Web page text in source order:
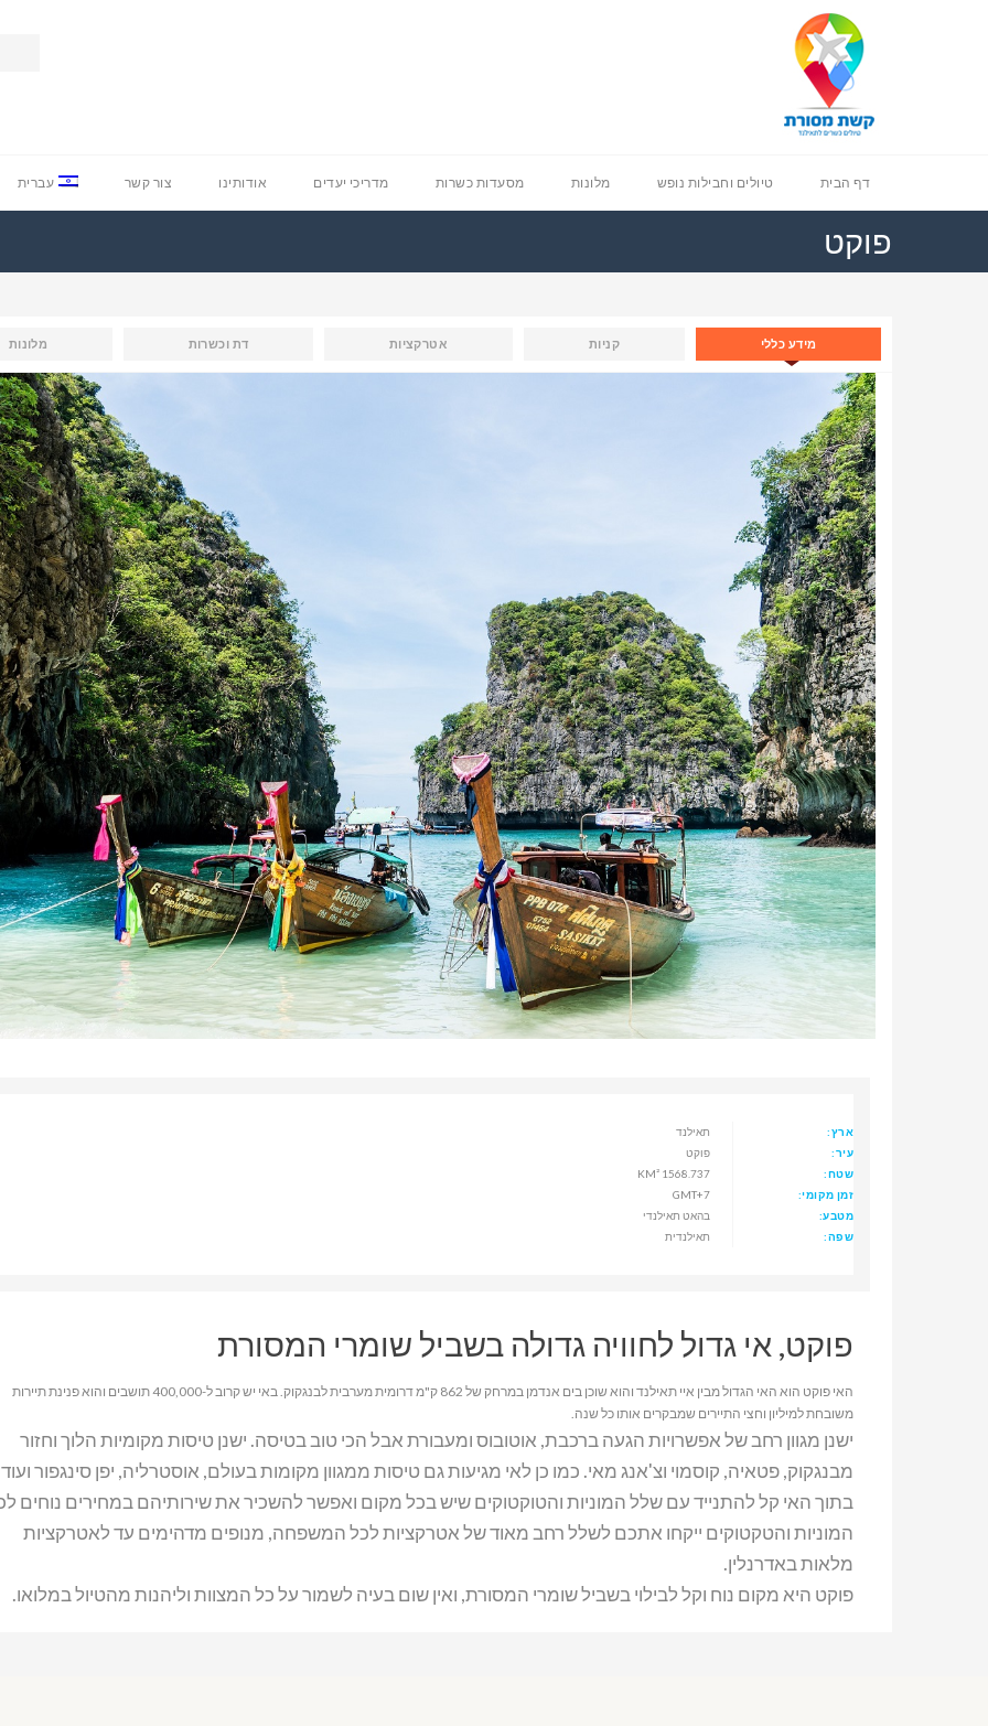
דף הבית טיולים וחבילות נופש מלונות מסעדות כשרות מדריכי יעדים אודותינו צור קשר עברית
פוקט
מידע כללי קניות אטרקציות דת וכשרות מלונות
ארץ:
תאילנד
עיר:
פוקט
שטח:
1568.737 KM²
זמן מקומי:
GMT+7
מטבע:
בהאט תאילנדי
שפה:
תאילנדית
פוקט, אי גדול לחוויה גדולה בשביל שומרי המסורת
האי פוקט הוא האי הגדול מבין איי תאילנד והוא שוכן בים אנדמן במרחק של 862 ק"מ דרומית מערבית לבנגקוק. באי יש קרוב ל-400,000 תושבים והוא פנינת תיירות
משובחת למיליון וחצי התיירים שמבקרים אותו כל שנה.
ישנן מגוון רחב של אפשרויות הגעה ברכבת, אוטובוס ומעבורת אבל הכי טוב בטיסה. ישנן טיסות מקומיות הלוך וחזור
מבנגקוק, פטאיה, קוסמוי וצ'אנג מאי. כמו כן לאי מגיעות גם טיסות ממגוון מקומות בעולם, אוסטרליה, יפן סינגפור
בתוך האי קל להתנייד עם שלל המוניות והטוקטוקים שיש בכל מקום ואפשר להשכיר את שירותיהם במחירים נוחים
המוניות והטקטוקים ייקחו אתכם לשלל רחב מאוד של אטרקציות לכל המשפחה, מנופים מדהימים עד לאטרקציות
מלאות באדרנלין.
פוקט היא מקום נוח וקל לבילוי בשביל שומרי המסורת, ואין שום בעיה לשמור על כל המצוות וליהנות מהטיול במלואו.